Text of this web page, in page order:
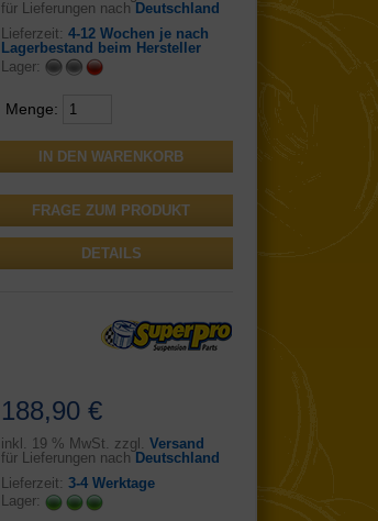
für Lieferungen nach Deutschland
Lieferzeit: 4-12 Wochen je nach
Lagerbestand beim Hersteller
Lager:
Menge:
FRAGE ZUM PRODUKT
DETAILS
188,90 €
inkl. 19 % MwSt. zzgl. Versand
für Lieferungen nach Deutschland
Lieferzeit: 3-4 Werktage
Lager: